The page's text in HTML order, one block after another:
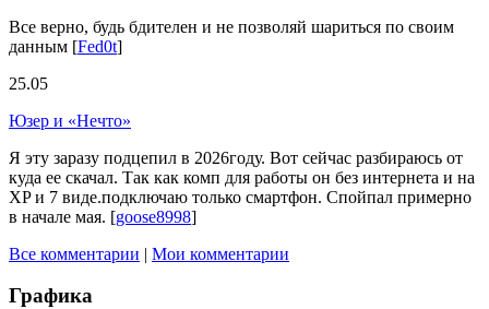
Все верно, будь бдителен и не позволяй шариться по своим
данным [Fed0t]
25.05
Юзер и «Нечто»
Я эту заразу подцепил в 2026году. Вот сейчас разбираюсь от
куда ее скачал. Так как комп для работы он без интернета и на
XP и 7 виде.подключаю только смартфон. Спойпал примерно
в начале мая. [goose8998]
Все комментарии | Мои комментарии
Графика